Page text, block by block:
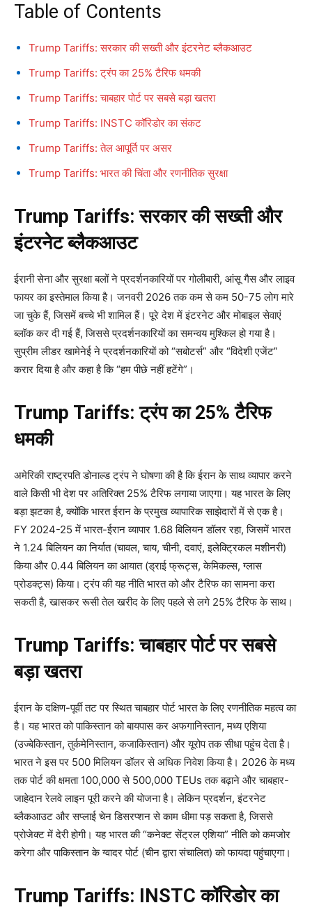
Table of Contents
Trump Tariffs: सरकार की सख्ती और इंटरनेट ब्लैकआउट
Trump Tariffs: ट्रंप का 25% टैरिफ धमकी
Trump Tariffs: चाबहार पोर्ट पर सबसे बड़ा खतरा
Trump Tariffs: INSTC कॉरिडोर का संकट
Trump Tariffs: तेल आपूर्ति पर असर
Trump Tariffs: भारत की चिंता और रणनीतिक सुरक्षा
Trump Tariffs: सरकार की सख्ती और
इंटरनेट ब्लैकआउट
ईरानी सेना और सुरक्षा बलों ने प्रदर्शनकारियों पर गोलीबारी, आंसू गैस और लाइव
फायर का इस्तेमाल किया है। जनवरी 2026 तक कम से कम 50-75 लोग मारे
जा चुके हैं, जिसमें बच्चे भी शामिल हैं। पूरे देश में इंटरनेट और मोबाइल सेवाएं
ब्लॉक कर दी गई हैं, जिससे प्रदर्शनकारियों का समन्वय मुश्किल हो गया है।
सुप्रीम लीडर खामेनेई ने प्रदर्शनकारियों को “सबोटर्स” और “विदेशी एजेंट”
करार दिया है और कहा है कि “हम पीछे नहीं हटेंगे”।
Trump Tariffs: ट्रंप का 25% टैरिफ
धमकी
अमेरिकी राष्ट्रपति डोनाल्ड ट्रंप ने घोषणा की है कि ईरान के साथ व्यापार करने
वाले किसी भी देश पर अतिरिक्त 25% टैरिफ लगाया जाएगा। यह भारत के लिए
बड़ा झटका है, क्योंकि भारत ईरान के प्रमुख व्यापारिक साझेदारों में से एक है।
FY 2024-25 में भारत-ईरान व्यापार 1.68 बिलियन डॉलर रहा, जिसमें भारत
ने 1.24 बिलियन का निर्यात (चावल, चाय, चीनी, दवाएं, इलेक्ट्रिकल मशीनरी)
किया और 0.44 बिलियन का आयात (ड्राई फ्रूट्स, केमिकल्स, ग्लास
प्रोडक्ट्स) किया। ट्रंप की यह नीति भारत को और टैरिफ का सामना करा
सकती है, खासकर रूसी तेल खरीद के लिए पहले से लगे 25% टैरिफ के साथ।
Trump Tariffs: चाबहार पोर्ट पर सबसे
बड़ा खतरा
ईरान के दक्षिण-पूर्वी तट पर स्थित चाबहार पोर्ट भारत के लिए रणनीतिक महत्व का
है। यह भारत को पाकिस्तान को बायपास कर अफगानिस्तान, मध्य एशिया
(उज्बेकिस्तान, तुर्कमेनिस्तान, कजाकिस्तान) और यूरोप तक सीधा पहुंच देता है।
भारत ने इस पर 500 मिलियन डॉलर से अधिक निवेश किया है। 2026 के मध्य
तक पोर्ट की क्षमता 100,000 से 500,000 TEUs तक बढ़ाने और चाबहार-
जाहेदान रेलवे लाइन पूरी करने की योजना है। लेकिन प्रदर्शन, इंटरनेट
ब्लैकआउट और सप्लाई चेन डिसरप्शन से काम धीमा पड़ सकता है, जिससे
प्रोजेक्ट में देरी होगी। यह भारत की “कनेक्ट सेंट्रल एशिया” नीति को कमजोर
करेगा और पाकिस्तान के ग्वादर पोर्ट (चीन द्वारा संचालित) को फायदा पहुंचाएगा।
Trump Tariffs: INSTC कॉरिडोर का